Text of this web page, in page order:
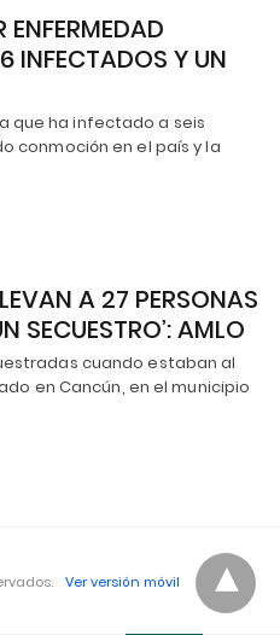
INFECTADOS Y UN
que ha infectado a seis
conmoción en el país y la
A 27 PERSONAS
SECUESTRO’: AMLO
cuando estaban al
en Cancún, en el municipio
Ver versión móvil